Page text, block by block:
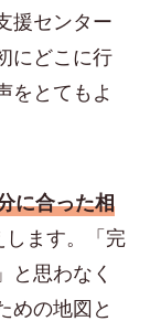
援センター
にどこに行
をとてもよ
に合った相
します。「完
と思わなく
めの地図と